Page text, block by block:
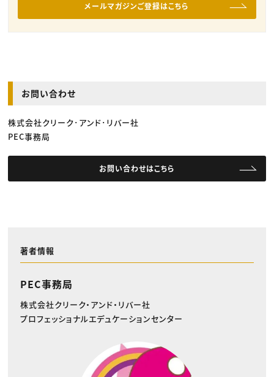
メールマガジンご登録はこちら
お問い合わせ
株式会社クリーク･アンド･リバー社
PEC事務局
お問い合わせはこちら
著者情報
PEC事務局
株式会社クリーク・アンド・リバー社
プロフェッショナルエデュケーションセンター